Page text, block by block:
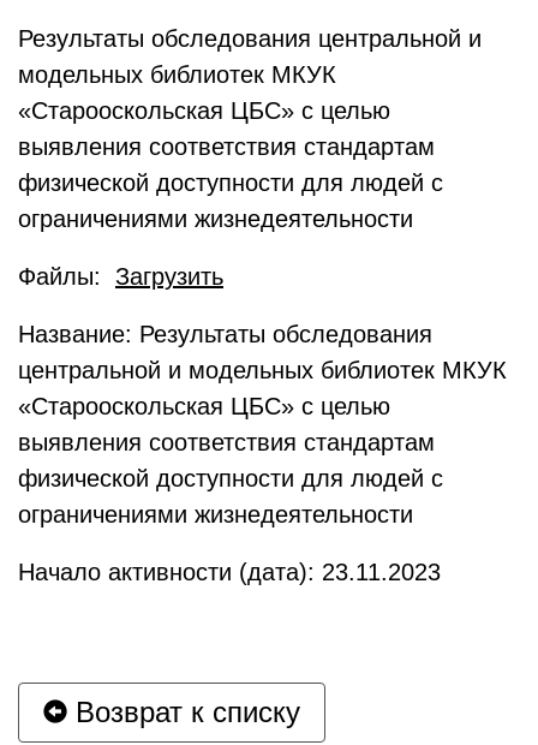
Результаты обследования центральной и
модельных библиотек МКУК
«Старооскольская ЦБС» с целью
выявления соответствия стандартам
физической доступности для людей с
ограничениями жизнедеятельности
Файлы: Загрузить
Название: Результаты обследования
центральной и модельных библиотек МКУК
«Старооскольская ЦБС» с целью
выявления соответствия стандартам
физической доступности для людей с
ограничениями жизнедеятельности
Начало активности (дата): 23.11.2023
Возврат к списку